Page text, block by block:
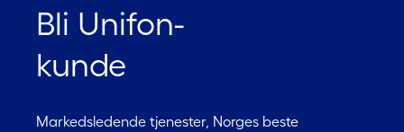
Bli Unifon-
kunde
Markedsledende tjenester, Norges beste